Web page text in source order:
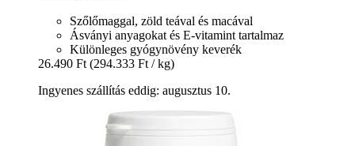
Szőlőmaggal, zöld teával és macával
Ásványi anyagokat és E-vitamint tartalmaz
Különleges gyógynövény keverék
26.490 Ft (294.333 Ft / kg)
Ingyenes szállítás eddig: augusztus 10.